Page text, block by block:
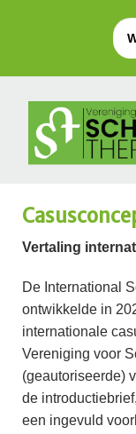
Vertaling
De International
ontwikkelde in
internationale
Vereniging voor
(geautoriseerde)
de
een ingevuld